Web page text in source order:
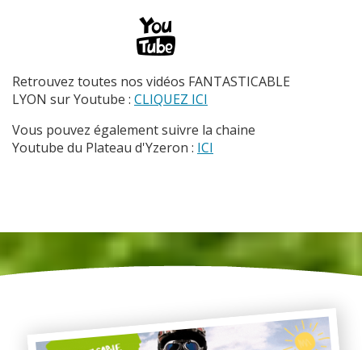
Retrouvez toutes nos vidéos FANTASTICABLE
LYON sur Youtube : CLIQUEZ ICI
Vous pouvez également suivre la chaine
Youtube du Plateau d'Yzeron : ICI